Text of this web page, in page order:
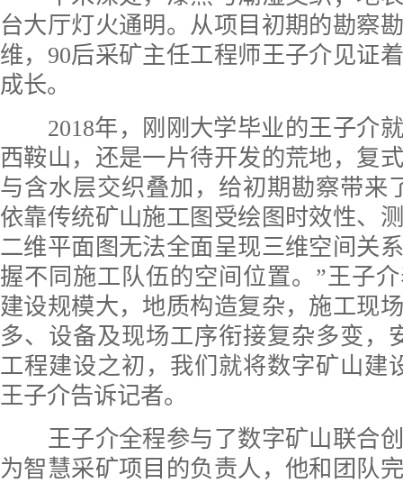
台大厅灯火通明。从项目初期的勘察
维，90后采矿主任工程师王子介见证
成长。
2018年，刚刚大学毕业的王子介
西鞍山，还是一片待开发的荒地，复
与含水层交织叠加，给初期勘察带来
依靠传统矿山施工图受绘图时效性、
二维平面图无法全面呈现三维空间关
握不同施工队伍的空间位置。”王子
建设规模大，地质构造复杂，施工现
多、设备及现场工序衔接复杂多变，
工程建设之初，我们就将数字矿山建
王子介告诉记者。
王子介全程参与了数字矿山联合创
为智慧采矿项目的负责人，他和团队